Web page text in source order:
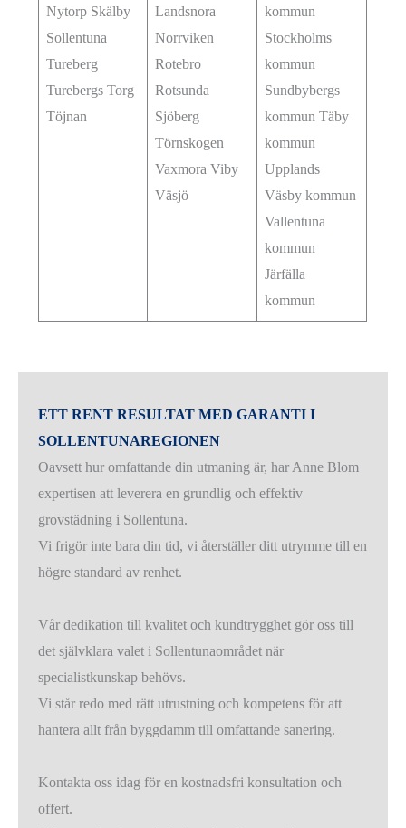
Nytorp Skälby
Sollentuna
Tureberg
Turebergs Torg
Töjnan
Landsnora
Norrviken
Rotebro
Rotsunda
Sjöberg
Törnskogen
Vaxmora Viby
Väsjö
kommun
Stockholms
kommun
Sundbybergs
kommun Täby
kommun
Upplands
Väsby kommun
Vallentuna
kommun
Järfälla
kommun
ETT RENT RESULTAT MED GARANTI I
SOLLENTUNAREGIONEN
Oavsett hur omfattande din utmaning är, har Anne Blom
expertisen att leverera en grundlig och effektiv
grovstädning i Sollentuna.
Vi frigör inte bara din tid, vi återställer ditt utrymme till en
högre standard av renhet.
Vår dedikation till kvalitet och kundtrygghet gör oss till
det självklara valet i Sollentunaområdet när
specialistkunskap behövs.
Vi står redo med rätt utrustning och kompetens för att
hantera allt från byggdamm till omfattande sanering.
Kontakta oss idag för en kostnadsfri konsultation och
offert.